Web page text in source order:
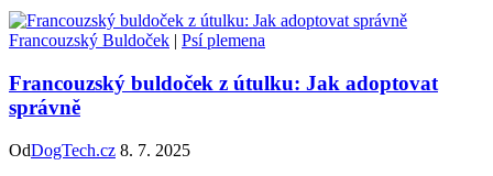
Francouzský Buldoček | Psí plemena
Francouzský buldoček z útulku: Jak adoptovat
správně
OdDogTech.cz 8. 7. 2025